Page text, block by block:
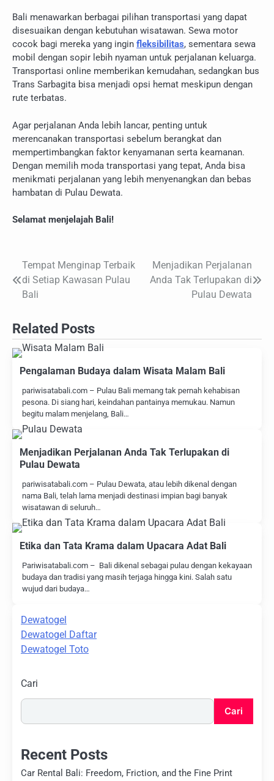
Bali menawarkan berbagai pilihan transportasi yang dapat
disesuaikan dengan kebutuhan wisatawan. Sewa motor
cocok bagi mereka yang ingin fleksibilitas, sementara sewa
mobil dengan sopir lebih nyaman untuk perjalanan keluarga.
Transportasi online memberikan kemudahan, sedangkan bus
Trans Sarbagita bisa menjadi opsi hemat meskipun dengan
rute terbatas.
Agar perjalanan Anda lebih lancar, penting untuk
merencanakan transportasi sebelum berangkat dan
mempertimbangkan faktor kenyamanan serta keamanan.
Dengan memilih moda transportasi yang tepat, Anda bisa
menikmati perjalanan yang lebih menyenangkan dan bebas
hambatan di Pulau Dewata.
Selamat menjelajah Bali!
Navigasi
pos
Tempat Menginap Terbaik
di Setiap Kawasan Pulau
Bali
Menjadikan Perjalanan
Anda Tak Terlupakan di
Pulau Dewata
Related Posts
Pengalaman Budaya dalam Wisata Malam Bali
pariwisatabali.com – Pulau Bali memang tak pernah kehabisan
pesona. Di siang hari, keindahan pantainya memukau. Namun
begitu malam menjelang, Bali…
Menjadikan Perjalanan Anda Tak Terlupakan di
Pulau Dewata
pariwisatabali.com – Pulau Dewata, atau lebih dikenal dengan
nama Bali, telah lama menjadi destinasi impian bagi banyak
wisatawan di seluruh…
Etika dan Tata Krama dalam Upacara Adat Bali
Pariwisatabali.com – Bali dikenal sebagai pulau dengan kekayaan
budaya dan tradisi yang masih terjaga hingga kini. Salah satu
wujud dari budaya…
Dewatogel
Dewatogel Daftar
Dewatogel Toto
Cari
Cari
Recent Posts
Car Rental Bali: Freedom, Friction, and the Fine Print